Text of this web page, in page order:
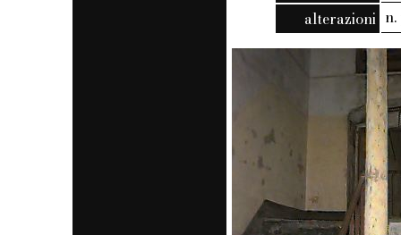
alterazioni n.